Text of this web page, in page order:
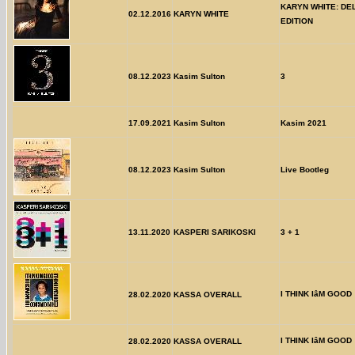
02.12.2016 KARYN WHITE
KARYN WHITE:
EDITION
08.12.2023 Kasim Sulton 3
17.09.2021 Kasim Sulton Kasim 2021
08.12.2023 Kasim Sulton Live Bootleg
13.11.2020 KASPERI SARIKOSKI 3 + 1
28.02.2020 KASSA OVERALL I THINK IâM GOOD
28.02.2020 KASSA OVERALL I THINK IâM GOOD